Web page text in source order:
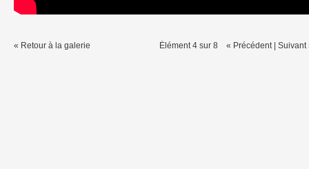
« Retour à la galerie Élément 4 sur 8 « Précédent| Suivant